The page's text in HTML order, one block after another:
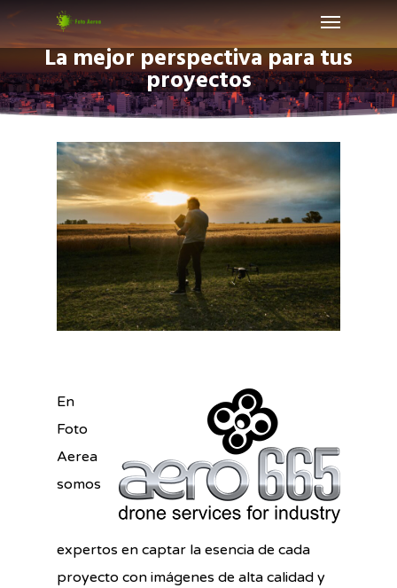
Skip
to
main
content
Menu
La mejor perspectiva para tus
proyectos
En
Foto
Aerea
somos
expertos en captar la esencia de cada
proyecto con imágenes de alta calidad y